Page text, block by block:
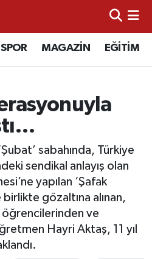
SPOR MAGAZİN EĞİTİM
sabahında, Türkiye
sendikal anlayış olan
yapılan ‘Şafak
gözaltına alınan,
öğrencilerinden ve
Hayri Aktaş, 11 yıl
Haritası
ve Fikstür